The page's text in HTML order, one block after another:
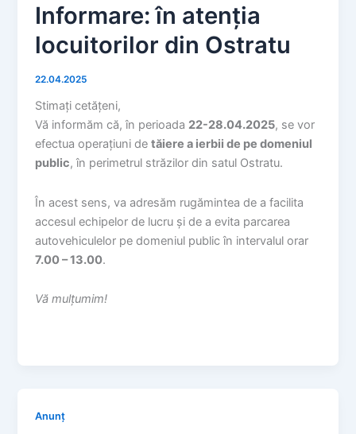
Informare: în atenția
locuitorilor din Ostratu
22.04.2025
Stimați cetățeni,
Vă informăm că, în perioada 22-28.04.2025, se vor
efectua operațiuni detăiere a ierbii de pe domeniul
public, în perimetrul străzilor din satul Ostratu.
În acest sens, va adresăm rugămintea de a facilita
accesul echipelor de lucru și de a evita parcarea
autovehiculelor pe domeniul public în intervalul orar
7.00 – 13.00.
Vă mulțumim!
Anunț